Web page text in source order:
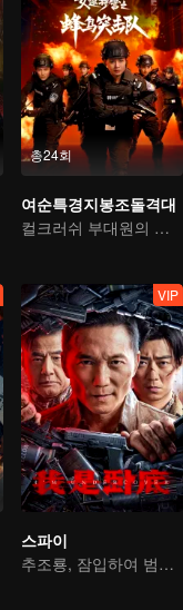
총24회
여순특경지봉조돌격대
컬크러쉬 부대원의 사투를 건 범죄와의 전쟁
VIP
스파이
추조룡, 잠입하여 범죄 조직과 대결